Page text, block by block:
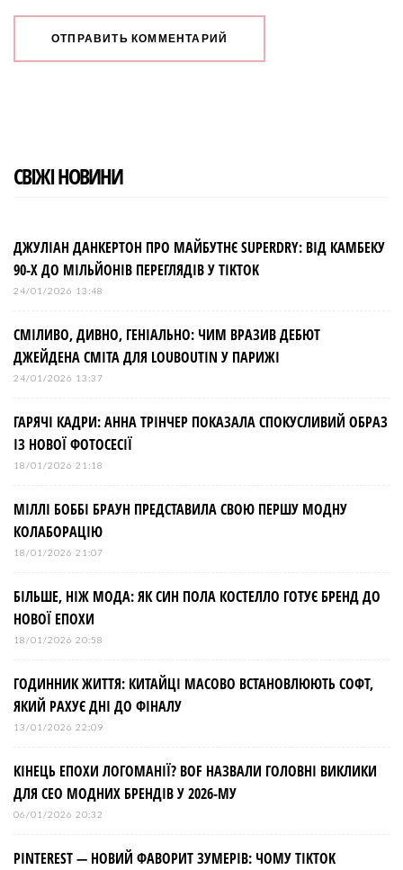
СВІЖІ НОВИНИ
ДЖУЛІАН ДАНКЕРТОН ПРО МАЙБУТНЄ SUPERDRY: ВІД КАМБЕКУ
90-Х ДО МІЛЬЙОНІВ ПЕРЕГЛЯДІВ У TIKTOK
24/01/2026 13:48
СМІЛИВО, ДИВНО, ГЕНІАЛЬНО: ЧИМ ВРАЗИВ ДЕБЮТ
ДЖЕЙДЕНА СМІТА ДЛЯ LOUBOUTIN У ПАРИЖІ
24/01/2026 13:37
ГАРЯЧІ КАДРИ: АННА ТРІНЧЕР ПОКАЗАЛА СПОКУСЛИВИЙ ОБРАЗ
ІЗ НОВОЇ ФОТОСЕСІЇ
18/01/2026 21:18
МІЛЛІ БОББІ БРАУН ПРЕДСТАВИЛА СВОЮ ПЕРШУ МОДНУ
КОЛАБОРАЦІЮ
18/01/2026 21:07
БІЛЬШЕ, НІЖ МОДА: ЯК СИН ПОЛА КОСТЕЛЛО ГОТУЄ БРЕНД ДО
НОВОЇ ЕПОХИ
18/01/2026 20:58
ГОДИННИК ЖИТТЯ: КИТАЙЦІ МАСОВО ВСТАНОВЛЮЮТЬ СОФТ,
ЯКИЙ РАХУЄ ДНІ ДО ФІНАЛУ
13/01/2026 22:09
КІНЕЦЬ ЕПОХИ ЛОГОМАНІЇ? BOF НАЗВАЛИ ГОЛОВНІ ВИКЛИКИ
ДЛЯ СЕО МОДНИХ БРЕНДІВ У 2026-МУ
06/01/2026 20:32
PINTEREST — НОВИЙ ФАВОРИТ ЗУМЕРІВ: ЧОМУ TIKTOK